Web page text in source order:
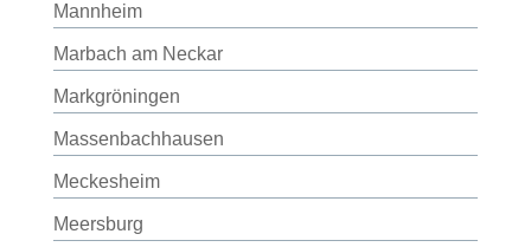
Mannheim
Marbach am Neckar
Markgröningen
Massenbachhausen
Meckesheim
Meersburg